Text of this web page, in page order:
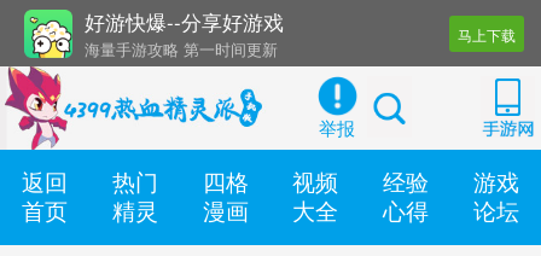
好游快爆--分享好游戏
海量手游攻略 第一时间更新
还有几十款实用辅助工具
马上下载
举报
返回
首页
热门
精灵
四格
漫画
视频
大全
经验
心得
游戏
论坛